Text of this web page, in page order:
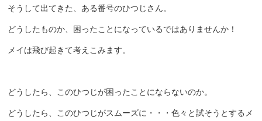
そうして出てきた、ある番号のひつじさん。
どうしたものか、困ったことになっているではありませんか！
メイは飛び起きて考えこみます。
どうしたら、このひつじが困ったことにならないのか。
どうしたら、このひつじがスムーズに・・・色々と試そうとするメ